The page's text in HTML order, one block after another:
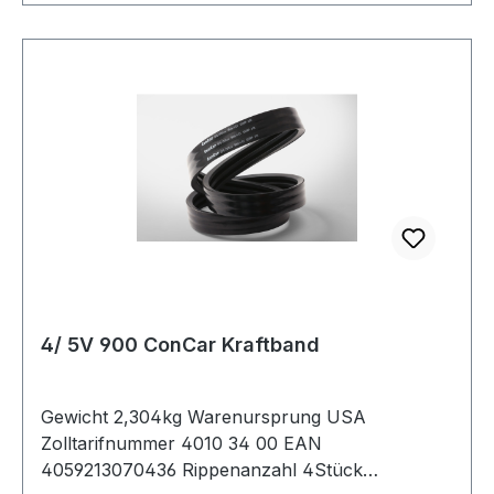
4/ 5V 900 ConCar Kraftband
Gewicht 2,304kg Warenursprung USA
Zolltarifnummer 4010 34 00 EAN
4059213070436 Rippenanzahl 4Stück